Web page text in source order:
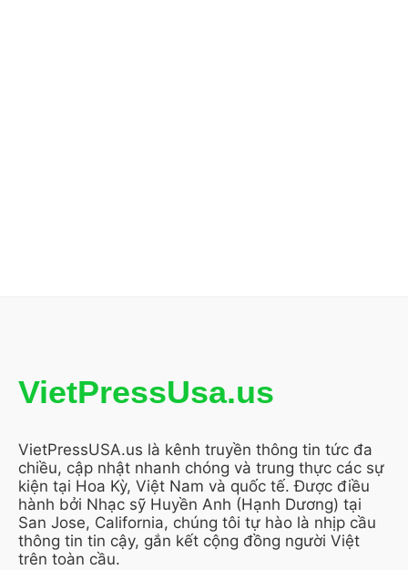
VietPressUsa.us
VietPressUSA.us là kênh truyền thông tin tức đa
chiều, cập nhật nhanh chóng và trung thực các sự
kiện tại Hoa Kỳ, Việt Nam và quốc tế. Được điều
hành bởi Nhạc sỹ Huyền Anh (Hạnh Dương) tại
San Jose, California, chúng tôi tự hào là nhịp cầu
thông tin tin cậy, gắn kết cộng đồng người Việt
trên toàn cầu.